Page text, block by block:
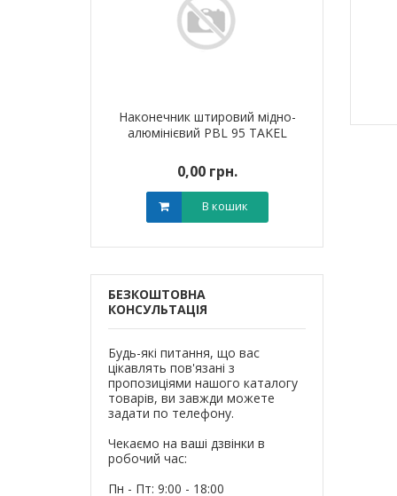
Наконечник штировий мідно-
алюмінієвий PBL 95 TAKEL
0,00 грн.
В кошик
БЕЗКОШТОВНА
КОНСУЛЬТАЦІЯ
Будь-які питання, що вас
цікавлять пов'язані з
пропозиціями нашого каталогу
товарів, ви завжди можете
задати по телефону.
Чекаємо на ваші дзвінки в
робочий час:
Пн - Пт: 9:00 - 18:00